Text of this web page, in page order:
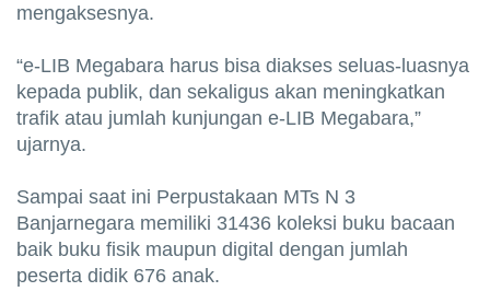
mengaksesnya.
“e-LIB Megabara harus bisa diakses seluas-luasnya
kepada publik, dan sekaligus akan meningkatkan
trafik atau jumlah kunjungan e-LIB Megabara,”
ujarnya.
Sampai saat ini Perpustakaan MTs N 3
Banjarnegara memiliki 31436 koleksi buku bacaan
baik buku fisik maupun digital dengan jumlah
peserta didik 676 anak.